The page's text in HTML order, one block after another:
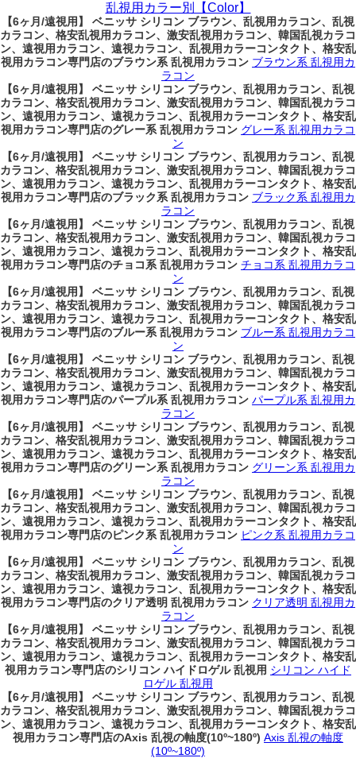
乱視用カラー別【Color】
【6ヶ月/遠視用】 ベニッサ シリコン ブラウン、乱視用カラコン、乱視
カラコン、格安乱視用カラコン、激安乱視用カラコン、韓国乱視カラコ
ン、遠視用カラコン、遠視カラコン、乱視用カラーコンタクト、格安乱
視用カラコン専門店のブラウン系 乱視用カラコン ブラウン系 乱視用カ
ラコン
【6ヶ月/遠視用】 ベニッサ シリコン ブラウン、乱視用カラコン、乱視
カラコン、格安乱視用カラコン、激安乱視用カラコン、韓国乱視カラコ
ン、遠視用カラコン、遠視カラコン、乱視用カラーコンタクト、格安乱
視用カラコン専門店のグレー系 乱視用カラコン グレー系 乱視用カラコ
ン
【6ヶ月/遠視用】 ベニッサ シリコン ブラウン、乱視用カラコン、乱視
カラコン、格安乱視用カラコン、激安乱視用カラコン、韓国乱視カラコ
ン、遠視用カラコン、遠視カラコン、乱視用カラーコンタクト、格安乱
視用カラコン専門店のブラック系 乱視用カラコン ブラック系 乱視用カ
ラコン
【6ヶ月/遠視用】 ベニッサ シリコン ブラウン、乱視用カラコン、乱視
カラコン、格安乱視用カラコン、激安乱視用カラコン、韓国乱視カラコ
ン、遠視用カラコン、遠視カラコン、乱視用カラーコンタクト、格安乱
視用カラコン専門店のチョコ系 乱視用カラコン チョコ系 乱視用カラコ
ン
【6ヶ月/遠視用】 ベニッサ シリコン ブラウン、乱視用カラコン、乱視
カラコン、格安乱視用カラコン、激安乱視用カラコン、韓国乱視カラコ
ン、遠視用カラコン、遠視カラコン、乱視用カラーコンタクト、格安乱
視用カラコン専門店のブルー系 乱視用カラコン ブルー系 乱視用カラコ
ン
【6ヶ月/遠視用】 ベニッサ シリコン ブラウン、乱視用カラコン、乱視
カラコン、格安乱視用カラコン、激安乱視用カラコン、韓国乱視カラコ
ン、遠視用カラコン、遠視カラコン、乱視用カラーコンタクト、格安乱
視用カラコン専門店のパープル系 乱視用カラコン パープル系 乱視用カ
ラコン
【6ヶ月/遠視用】 ベニッサ シリコン ブラウン、乱視用カラコン、乱視
カラコン、格安乱視用カラコン、激安乱視用カラコン、韓国乱視カラコ
ン、遠視用カラコン、遠視カラコン、乱視用カラーコンタクト、格安乱
視用カラコン専門店のグリーン系 乱視用カラコン グリーン系 乱視用カ
ラコン
【6ヶ月/遠視用】 ベニッサ シリコン ブラウン、乱視用カラコン、乱視
カラコン、格安乱視用カラコン、激安乱視用カラコン、韓国乱視カラコ
ン、遠視用カラコン、遠視カラコン、乱視用カラーコンタクト、格安乱
視用カラコン専門店のピンク系 乱視用カラコン ピンク系 乱視用カラコ
ン
【6ヶ月/遠視用】 ベニッサ シリコン ブラウン、乱視用カラコン、乱視
カラコン、格安乱視用カラコン、激安乱視用カラコン、韓国乱視カラコ
ン、遠視用カラコン、遠視カラコン、乱視用カラーコンタクト、格安乱
視用カラコン専門店のクリア透明 乱視用カラコン クリア透明 乱視用カ
ラコン
【6ヶ月/遠視用】 ベニッサ シリコン ブラウン、乱視用カラコン、乱視
カラコン、格安乱視用カラコン、激安乱視用カラコン、韓国乱視カラコ
ン、遠視用カラコン、遠視カラコン、乱視用カラーコンタクト、格安乱
視用カラコン専門店のシリコン ハイドロゲル 乱視用 シリコン ハイド
ロゲル 乱視用
【6ヶ月/遠視用】 ベニッサ シリコン ブラウン、乱視用カラコン、乱視
カラコン、格安乱視用カラコン、激安乱視用カラコン、韓国乱視カラコ
ン、遠視用カラコン、遠視カラコン、乱視用カラーコンタクト、格安乱
視用カラコン専門店のAxis 乱視の軸度(10º~180º) Axis 乱視の軸度
(10º~180º)